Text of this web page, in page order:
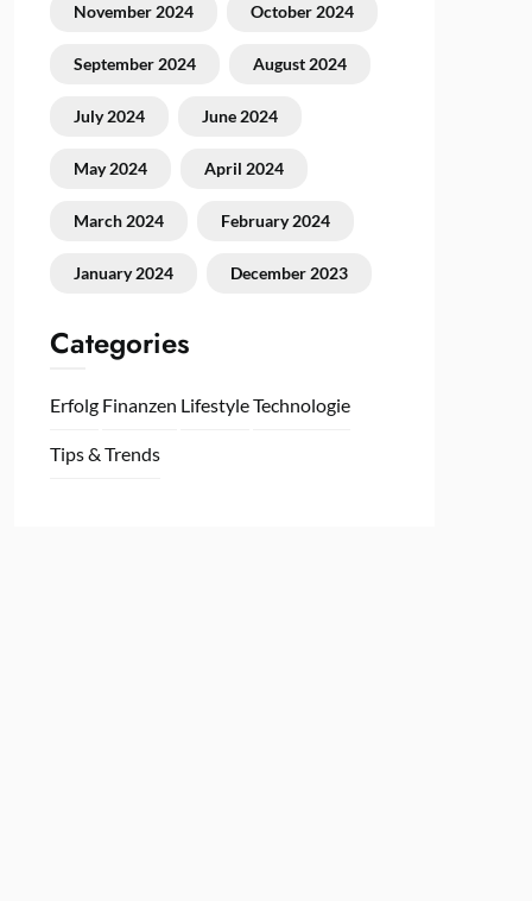
November 2024 October 2024
September 2024 August 2024
July 2024 June 2024
May 2024 April 2024
March 2024 February 2024
January 2024 December 2023
Categories
Erfolg Finanzen LifestyleTechnologie
Tips & Trends